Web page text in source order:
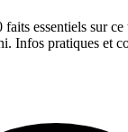
essentiels sur
Infos pratiques et